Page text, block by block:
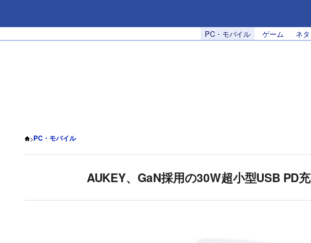
PC・モバイル ゲーム ネ
>PC・モバイル
AUKEY、GaN採用の30W超小型USB PD